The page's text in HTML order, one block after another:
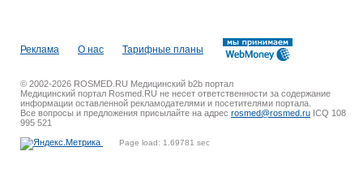
Реклама О нас Тарифные планы
© 2002-2026 ROSMED.RU Медицинский b2b портал
Медицинский портал Rosmed.RU не несет ответственности за содержание
информации оставленной рекламодателями и посетителями портала.
Все вопросы и предложения присылайте на адрес rosmed@rosmed.ru ICQ 108
995 521
Page load: 1.69781 sec